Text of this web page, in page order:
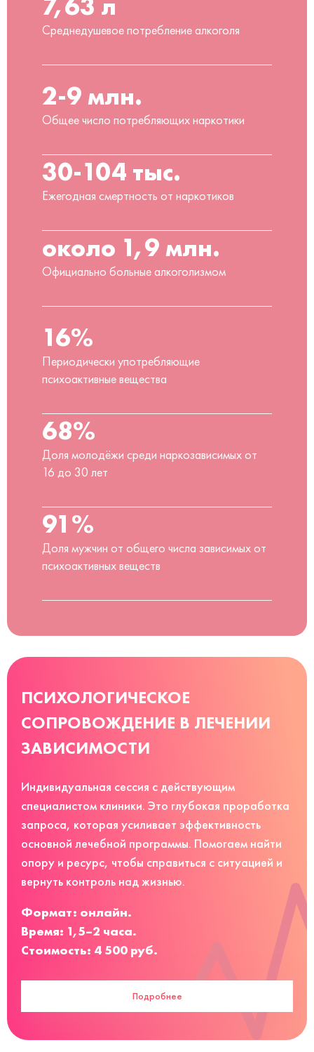
Среднедушевое потребление алкоголя
2-9 млн.
Общее число потребляющих наркотики
30-104 тыс.
Ежегодная смертность от наркотиков
около 1,9 млн.
Официально больные алкоголизмом
16%
Периодически употребляющие
психоактивные вещества
68%
Доля молодёжи среди наркозависимых от
16 до 30 лет
91%
Доля мужчин от общего числа зависимых от
психоактивных веществ
ПСИХОЛОГИЧЕСКОЕ
СОПРОВОЖДЕНИЕ В ЛЕЧЕНИИ
ЗАВИСИМОСТИ
Индивидуальная сессия с действующим
специалистом клиники. Это глубокая проработка
запроса, которая усиливает эффективность
основной лечебной программы. Помогаем найти
опору и ресурс, чтобы справиться с ситуацией и
вернуть контроль над жизнью.
Формат: онлайн.
Время: 1,5–2 часа.
Стоимость: 4 500 руб.
Подробнее